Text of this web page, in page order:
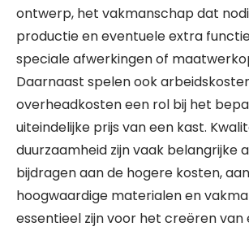
ontwerp, het vakmanschap dat
productie en eventuele extra
speciale afwerkingen of
Daarnaast spelen ook
overheadkosten een rol bij het
uiteindelijke prijs van een kast.
duurzaamheid zijn vaak belangrijke
bijdragen aan de hogere kosten,
hoogwaardige materialen en
essentieel zijn voor het creëren